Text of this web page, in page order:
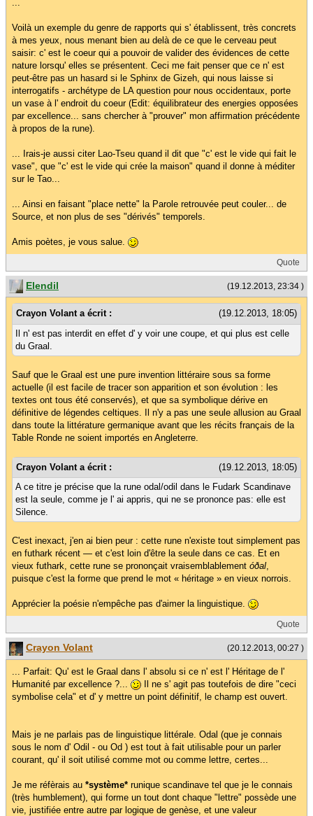
Voilà un exemple du genre de rapports qui s' établissent, très concrets
à mes yeux, nous menant bien au delà de ce que le cerveau peut
saisir: c' est le coeur qui a pouvoir de valider des évidences de cette
nature lorsqu' elles se présentent. Ceci me fait penser que ce n' est
peut-être pas un hasard si le Sphinx de Gizeh, qui nous laisse si
interrogatifs - archétype de LA question pour nous occidentaux, porte
un vase à l' endroit du coeur (Edit: équilibrateur des energies opposées
par excellence... sans chercher à "prouver" mon affirmation précédente
à propos de la rune).
... Irais-je aussi citer Lao-Tseu quand il dit que "c' est le vide qui fait le
vase", que "c' est le vide qui crée la maison" quand il donne à méditer
sur le Tao...
... Ainsi en faisant "place nette" la Parole retrouvée peut couler... de
Source, et non plus de ses "dérivés" temporels.
Amis poètes, je vous salue.
Quote
(19.12.2013, 23:34 )
Elendil
(19.12.2013, 18:05)
Crayon Volant a écrit :
Il n' est pas interdit en effet d' y voir une coupe, et qui plus est celle
du Graal.
Sauf que le Graal est une pure invention littéraire sous sa forme
actuelle (il est facile de tracer son apparition et son évolution : les
textes ont tous été conservés), et que sa symbolique dérive en
définitive de légendes celtiques. Il n'y a pas une seule allusion au Graal
dans toute la littérature germanique avant que les récits français de la
Table Ronde ne soient importés en Angleterre.
(19.12.2013, 18:05)
Crayon Volant a écrit :
A ce titre je précise que la rune odal/odil dans le Fudark Scandinave
est la seule, comme je l' ai appris, qui ne se prononce pas: elle est
Silence.
C'est inexact, j'en ai bien peur : cette rune n'existe tout simplement pas
en futhark récent — et c'est loin d'être la seule dans ce cas. Et en
vieux futhark, cette rune se prononçait vraisemblablement óðal,
puisque c'est la forme que prend le mot « héritage » en vieux norrois.
Apprécier la poésie n'empêche pas d'aimer la linguistique.
Quote
(20.12.2013, 00:27 )
Crayon Volant
... Parfait: Qu' est le Graal dans l' absolu si ce n' est l' Héritage de l'
Humanité par excellence ?...
Il ne s' agit pas toutefois de dire "ceci
symbolise cela" et d' y mettre un point définitif, le champ est ouvert.
Mais je ne parlais pas de linguistique littérale. Odal (que je connais
sous le nom d' Odil - ou Od ) est tout à fait utilisable pour un parler
courant, qu' il soit utilisé comme mot ou comme lettre, certes...
Je me réfèrais au *système* runique scandinave tel que je le connais
(très humblement), qui forme un tout dont chaque "lettre" possède une
vie, justifiée entre autre par logique de genèse, et une valeur